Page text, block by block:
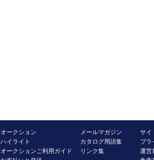
オークション
ハイライト
オークションご利用ガイド
メールマガジン
カタログ用語集
リンク集
サイ
プラ
運営